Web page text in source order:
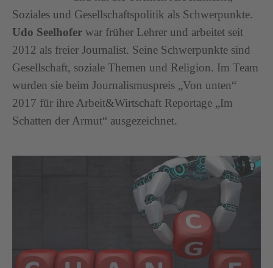
Soziales und Gesellschaftspolitik als Schwerpunkte.
Udo Seelhofer war früher Lehrer und arbeitet seit
2012 als freier Journalist. Seine Schwerpunkte sind
Gesellschaft, soziale Themen und Religion. Im Team
wurden sie beim Journalismuspreis „Von unten“
2017 für ihre Arbeit&Wirtschaft Reportage „Im
Schatten der Armut“ ausgezeichnet.